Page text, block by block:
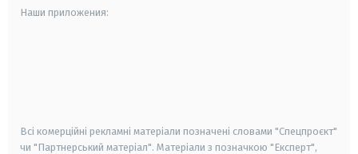
Наши приложения:
Всі комерційні рекламні матеріали позначені словами "Спецпроєкт"
чи "Партнерський матеріал". Матеріали з позначкою "Експерт",